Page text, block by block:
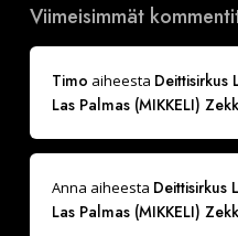
Viimeisimmät
Timo aiheesta Deittisirkus
Las Palmas (MIKKELI)
Anna aiheesta Deittisirkus
Las Palmas (MIKKELI)